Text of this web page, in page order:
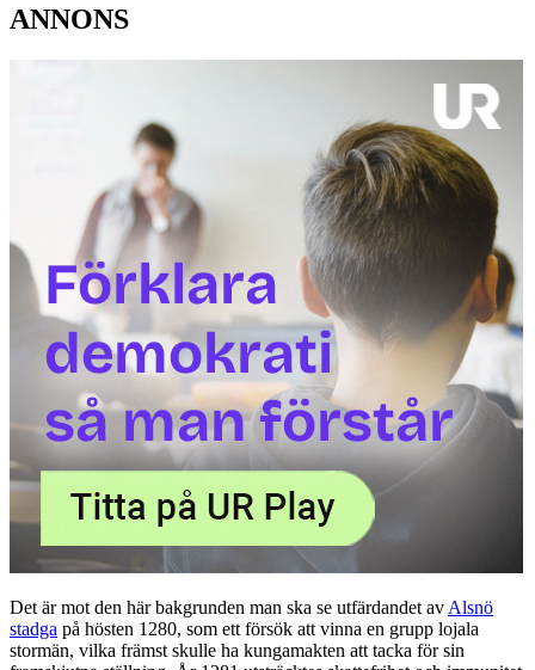
ANNONS
Det är mot den här bakgrunden man ska se utfärdandet av Alsnö
stadga på hösten 1280, som ett försök att vinna en grupp lojala
stormän, vilka främst skulle ha kungamakten att tacka för sin